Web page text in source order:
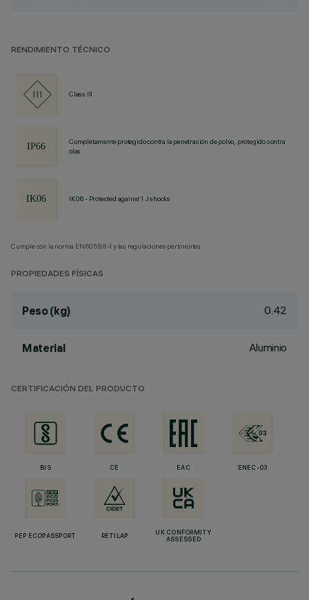
RENDIMIENTO TÉCNICO
Class III
Completamente protegido contra la penetración de polvo, protegido contra
olas.
IK06 - Protected against 1 J shocks
Cumple con la norma EN60598-1 y las regulaciones pertinentes.
PROPIEDADES FÍSICAS
Peso (kg) 0.42
Material Aluminio
CERTIFICACIÓN DEL PRODUCTO
BIS CE EAC ENEC-03
PEP ECOPASSPORT RETILAP
UK CONFORMITY
ASSESSED